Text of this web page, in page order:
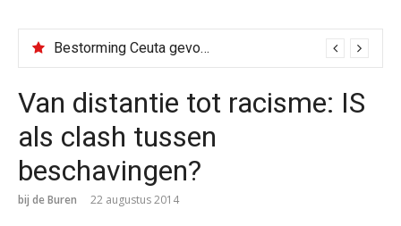
Bestorming Ceuta gevolg van op sociale media verspreide hoax?
Van distantie tot racisme: IS
als clash tussen
beschavingen?
bij de Buren 22 augustus 2014